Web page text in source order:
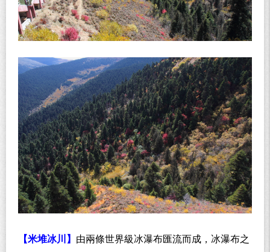
【米堆冰川】 由兩條世界級冰瀑布匯流而成，冰瀑布之